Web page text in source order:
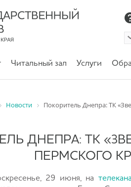
Читальный зал Услуги
Новости Покоритель Днепра: ТК
ДНЕПРА: ТК
ПЕРМСКОГО
29 июня, на